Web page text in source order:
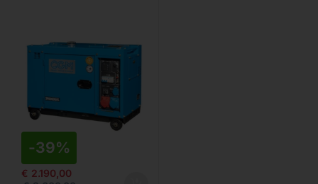
-39%
€ 2.190,00